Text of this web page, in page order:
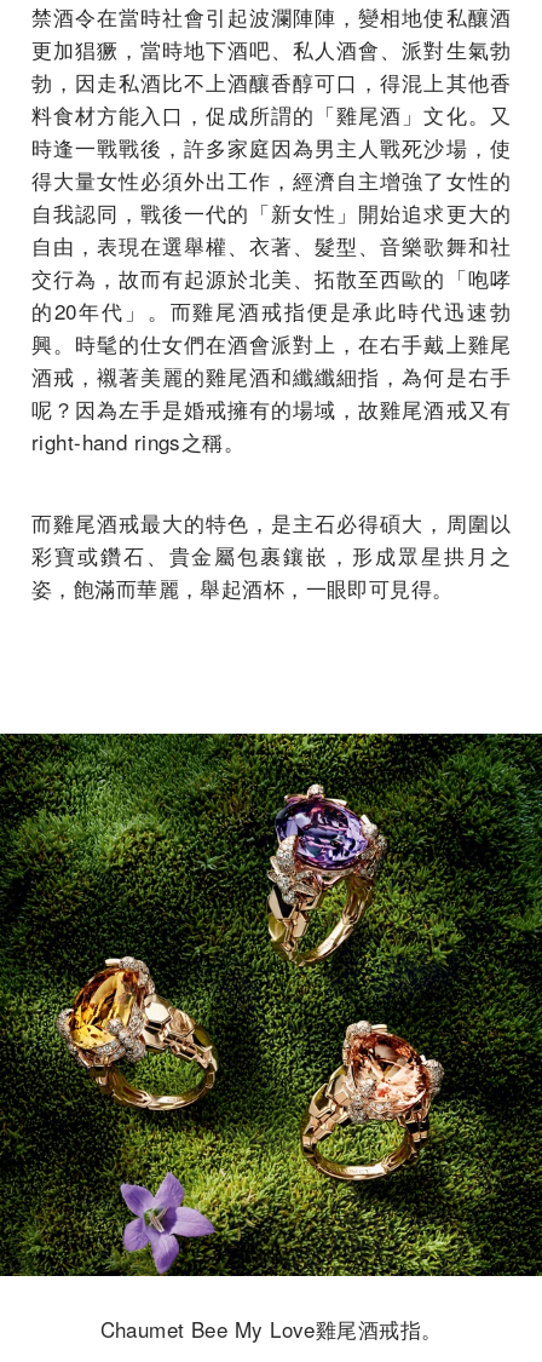
禁酒令在當時社會引起波瀾陣陣，變相地使私釀酒
更加猖獗，當時地下酒吧、私人酒會、派對生氣勃
勃，因走私酒比不上酒釀香醇可口，得混上其他香
料食材方能入口，促成所謂的「雞尾酒」文化。又
時逢一戰戰後，許多家庭因為男主人戰死沙場，使
得大量女性必須外出工作，經濟自主增強了女性的
自我認同，戰後一代的「新女性」開始追求更大的
自由，表現在選舉權、衣著、髮型、音樂歌舞和社
交行為，故而有起源於北美、拓散至西歐的「咆哮
的20年代」。而雞尾酒戒指便是承此時代迅速勃
興。時髦的仕女們在酒會派對上，在右手戴上雞尾
酒戒，襯著美麗的雞尾酒和纖纖細指，為何是右手
呢？因為左手是婚戒擁有的場域，故雞尾酒戒又有
right-hand rings之稱。
而雞尾酒戒最大的特色，是主石必得碩大，周圍以
彩寶或鑽石、貴金屬包裹鑲嵌，形成眾星拱月之
姿，飽滿而華麗，舉起酒杯，一眼即可見得。
Chaumet Bee My Love雞尾酒戒指。